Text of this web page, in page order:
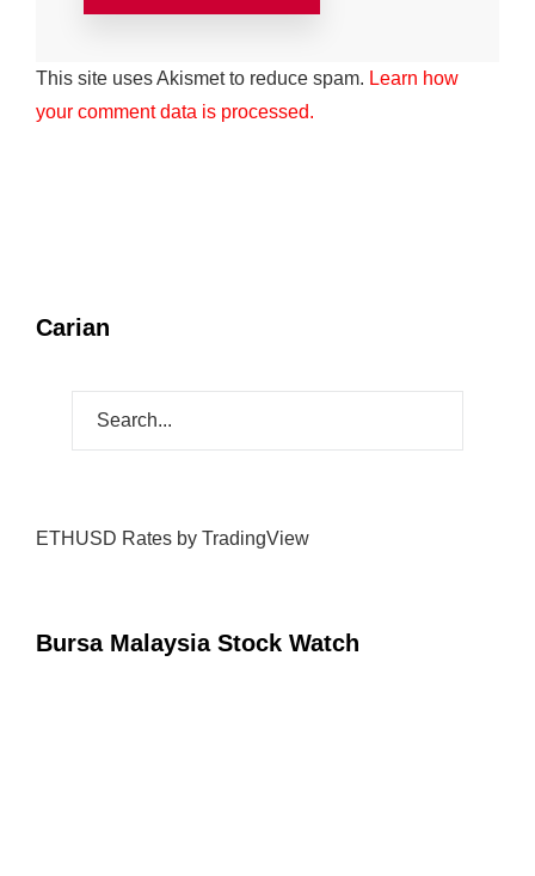
This site uses Akismet to reduce spam. Learn how
your comment data is processed.
Carian
ETHUSD Rates by TradingView
Bursa Malaysia Stock Watch